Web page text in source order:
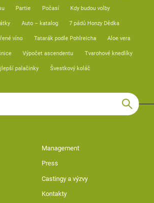
Partie Počasí Kdy budou volby
Auto – katalog 7 pádů Honzy Dědka
víno Tatarák podle Pohlreicha Aloe vera
Výpočet ascendentu Tvarohové knedlíky
palačinky Švestkový koláč
Management
Press
Castingy a výzvy
Kontakty